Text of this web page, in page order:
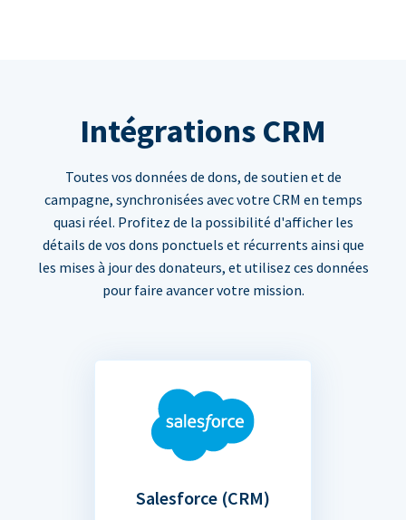
Intégrations CRM
Toutes vos données de dons, de soutien et de
campagne, synchronisées avec votre CRM en temps
quasi réel. Profitez de la possibilité d'afficher les
détails de vos dons ponctuels et récurrents ainsi que
les mises à jour des donateurs, et utilisez ces données
pour faire avancer votre mission.
Salesforce (CRM)